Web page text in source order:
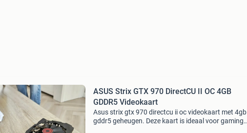
ASUS Strix GTX 970 DirectCU II OC 4GB
GDDR5 Videokaart
Asus strix gtx 970 directcu ii oc videokaart met 4gb
gddr5 geheugen. Deze kaart is ideaal voor gaming